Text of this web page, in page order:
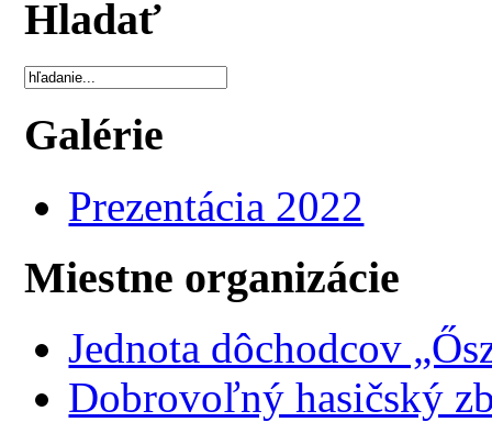
Hladať
Galérie
Prezentácia 2022
Miestne organizácie
Jednota dôchodcov
Dobrovoľný hasičský